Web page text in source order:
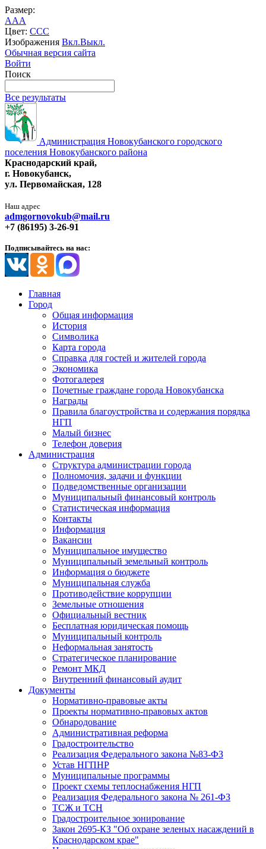
Размер:
AAA
Цвет: CCC
Изображения Вкл.Выкл.
Обычная версия сайта
Войти
Поиск
Все результаты
Администрация Новокубанского городского
поселения Новокубанского района
Краснодарский край,
г. Новокубанск,
ул. Первомайская, 128
Наш адрес
admgornovokub@mail.ru
+7 (86195) 3-26-91
Подписывайтесь на нас:
Главная
Город
Общая информация
История
Символика
Карта города
Справка для гостей и жителей города
Экономика
Фотогалерея
Почетные граждане города Новокубанска
Награды
Правила благоустройства и содержания порядка
НГП
Малый бизнес
Телефон доверия
Администрация
Структура администрации города
Полномочия, задачи и функции
Подведомственные организации
Муниципальный финансовый контроль
Статистическая информация
Контакты
Информация
Вакансии
Муниципальное имущество
Муниципальный земельный контроль
Информация о бюджете
Муниципальная служба
Противодействие коррупции
Земельные отношения
Официальный вестник
Бесплатная юридическая помощь
Муниципальный контроль
Неформальная занятость
Стратегическое планирование
Ремонт МКД
Внутренний финансовый аудит
Документы
Нормативно-правовые акты
Проекты нормативно-правовых актов
Обнародование
Административная реформа
Градостроительство
Реализация Федерального закона №83-ФЗ
Устав НГПНР
Муниципальные программы
Проект схемы теплоснабжения НГП
Реализация Федерального закона № 261-ФЗ
ТСЖ и ТСН
Градостроительное зонирование
Закон 2695-КЗ "Об охране зеленых насаждений в
Краснодарском крае"